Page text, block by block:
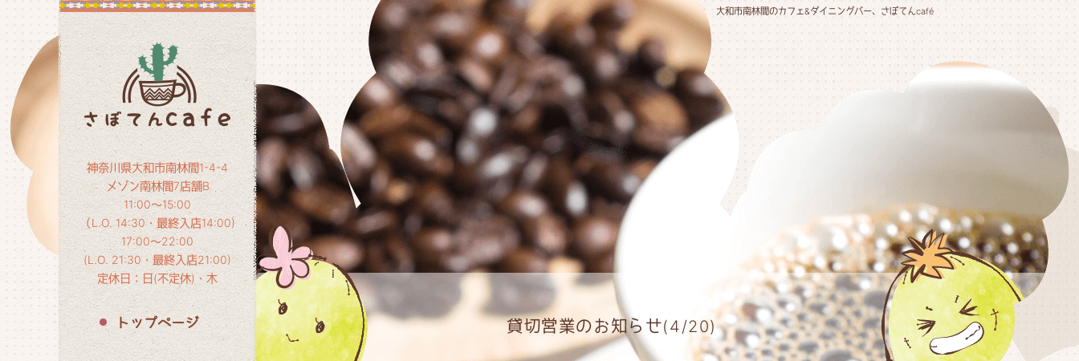
神奈川県大和市南林間1-4-4
メゾン南林間7店舗B
11:00～15:00
（L.O. 14:30・最終入店14:00)
17:00～22:00
(L.O. 21:30・最終入店21:00)
定休日：日(不定休)・木
大和市南林間のカフェ&ダイニングバー、さぼてんcafé
貸切営業のお知らせ(4/20)